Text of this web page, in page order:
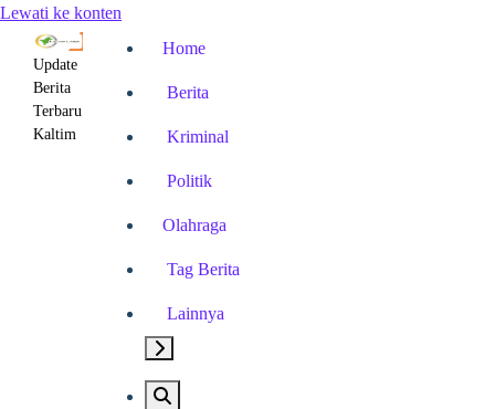
Lewati ke konten
Update
Berita
Terbaru
Kaltim
Home
Berita
Kriminal
Politik
Olahraga
Tag Berita
Lainnya